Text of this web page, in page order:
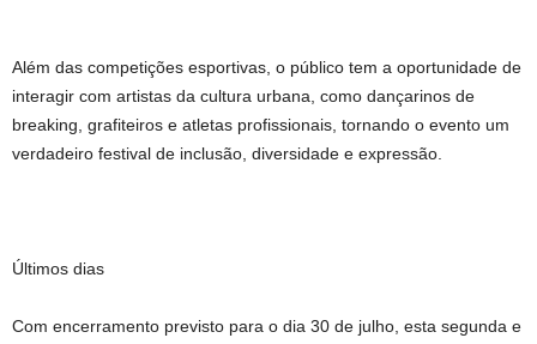
Além das competições esportivas, o público tem a oportunidade de
interagir com artistas da cultura urbana, como dançarinos de
breaking, grafiteiros e atletas profissionais, tornando o evento um
verdadeiro festival de inclusão, diversidade e expressão.
Últimos dias
Com encerramento previsto para o dia 30 de julho, esta segunda e